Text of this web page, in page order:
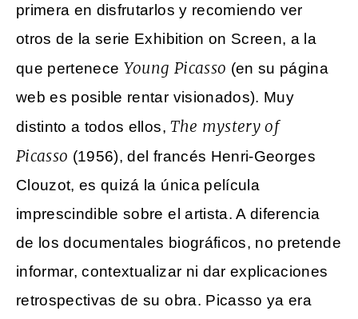
primera en disfrutarlos y recomiendo ver
otros de la serie Exhibition on Screen, a la
que pertenece Young Picasso (en su página
web es posible rentar visionados). Muy
distinto a todos ellos,The mystery of
Picasso (1956), del francés Henri-Georges
Clouzot, es quizá la única película
imprescindible sobre el artista. A diferencia
de los documentales biográficos, no pretende
informar, contextualizar ni dar explicaciones
retrospectivas de su obra. Picasso ya era